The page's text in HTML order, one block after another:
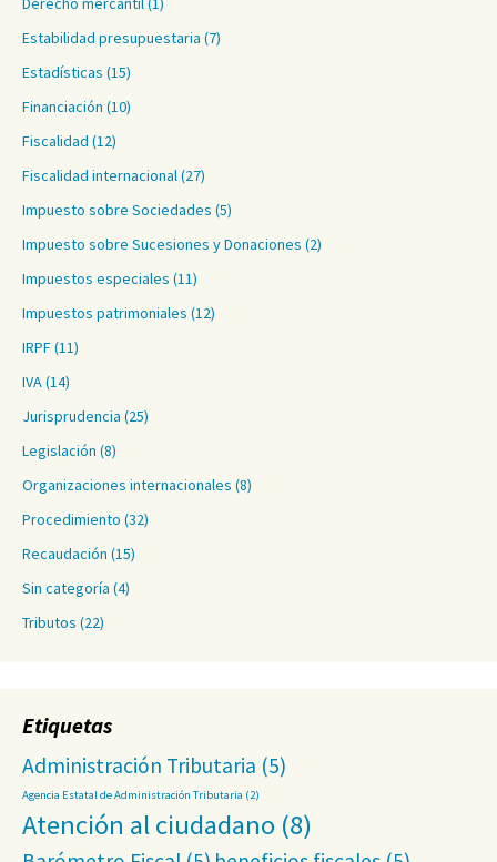
Estabilidad presupuestaria (7)
Estadísticas (15)
Financiación (10)
Fiscalidad (12)
Fiscalidad internacional(27)
Impuesto sobre Sociedades (5)
Impuesto sobre Sucesiones y Donaciones (2)
Impuestos especiales (11)
Impuestos patrimoniales (12)
IRPF(11)
IVA(14)
Jurisprudencia (25)
Legislación (8)
Organizaciones internacionales (8)
Procedimiento (32)
Recaudación (15)
Sin categoría (4)
Tributos (22)
Etiquetas
Administración Tributaria (5)
Agencia Estatal de Administración Tributaria (2)
Atención al ciudadano (8)